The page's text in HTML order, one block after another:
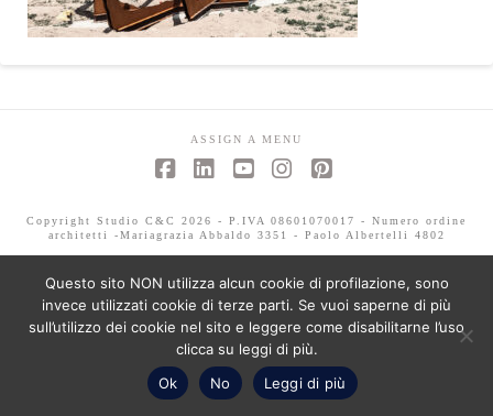
ASSIGN A MENU
Copyright Studio C&C 2026 - P.IVA 08601070017 - Numero ordine
architetti -Mariagrazia Abbaldo 3351 - Paolo Albertelli 4802
Questo sito NON utilizza alcun cookie di profilazione, sono
invece utilizzati cookie di terze parti. Se vuoi saperne di più
sull’utilizzo dei cookie nel sito e leggere come disabilitarne l’uso
clicca su leggi di più.
Ok
No Leggi di più